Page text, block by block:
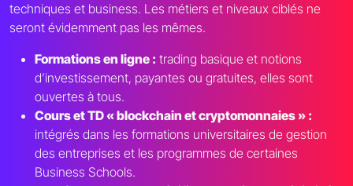
techniques et business. Les métiers et niveaux ciblés ne
seront évidemment pas les mêmes.
Formations en ligne : trading basique et notions
d’investissement, payantes ou gratuites, elles sont
ouvertes à tous.
Cours et TD « blockchain et cryptomonnaies » :
intégrés dans les formations universitaires de gestion
des entreprises et les programmes de certaines
Business Schools.